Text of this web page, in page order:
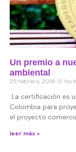
Un premio a
ambiental
25 febrero, 2018 No
La certificación es
Colombia para
el proyecto
leer más »